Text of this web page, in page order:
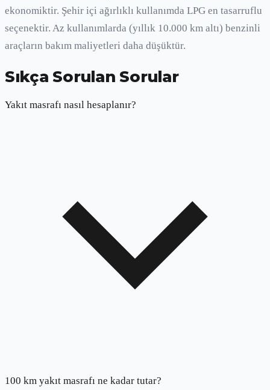
ekonomiktir. Şehir içi ağırlıklı kullanımda LPG en tasarruflu
seçenektir. Az kullanımlarda (yıllık 10.000 km altı) benzinli
araçların bakım maliyetleri daha düşüktür.
Sıkça Sorulan Sorular
Yakıt masrafı nasıl hesaplanır?
100 km yakıt masrafı ne kadar tutar?